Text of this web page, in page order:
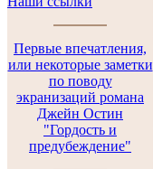
Первые впечатления,
или некоторые заметки
по поводу
экранизаций романа
Джейн Остин
"Гордость и
предубеждение"